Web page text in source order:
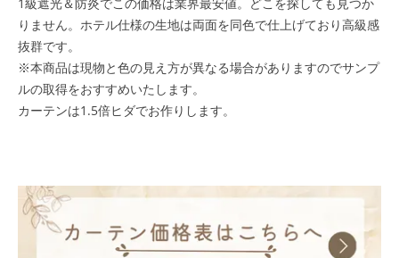
りません。ホテル仕様の生地は両面を同色で仕上げており高級感
抜群です。
※本商品は現物と色の見え方が異なる場合がありますのでサンプ
ルの取得をおすすめいたします。
カーテンは1.5倍ヒダでお作りします。